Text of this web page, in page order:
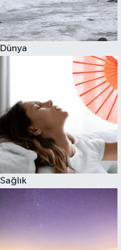
Dünya
Sağlık
Siyaset
Televizyon
Yaşam-Çevre